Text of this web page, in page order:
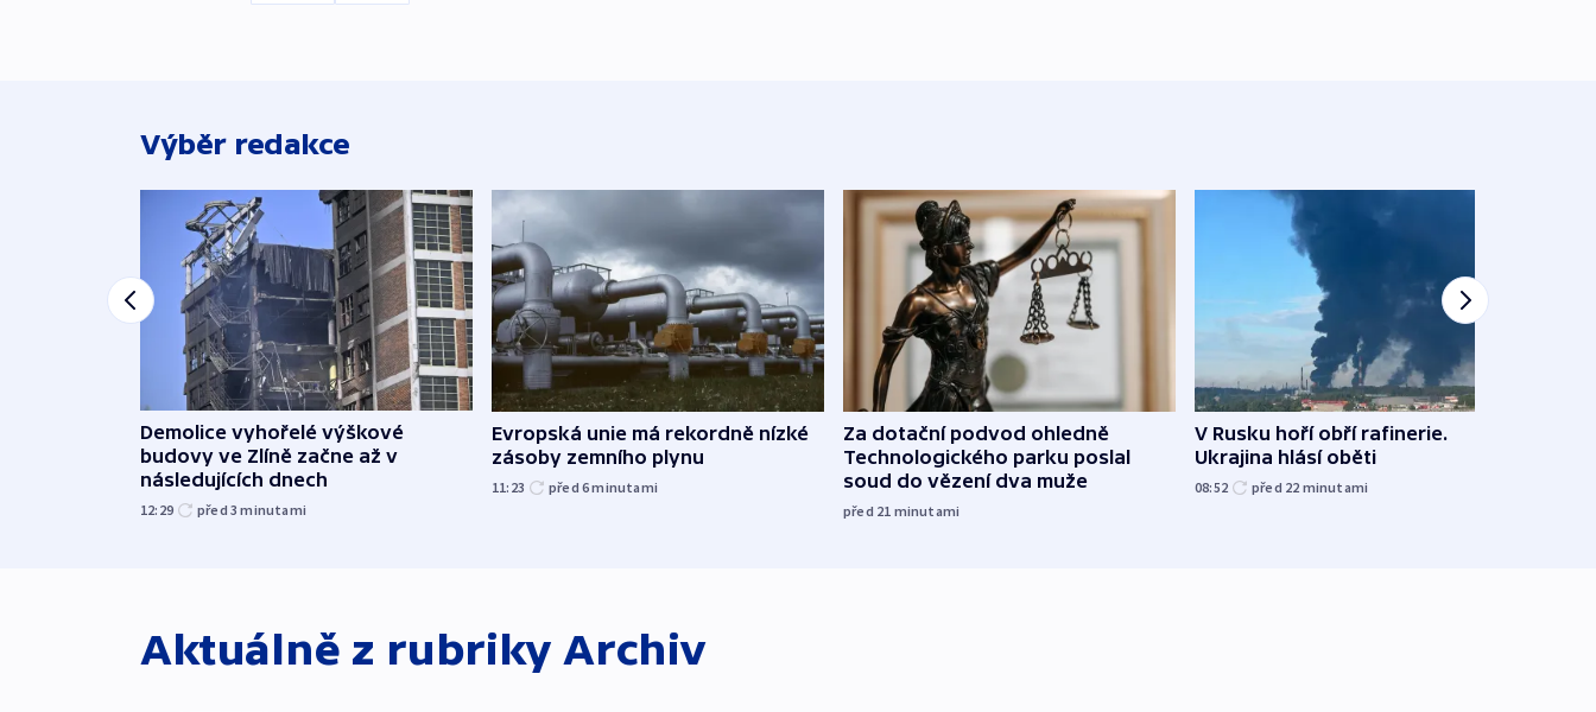
Výběr redakce
Demolice vyhořelé výškové
budovy ve Zlíně začne až v
následujících dnech
12:29 před 3minutami
Evropská unie má rekordně nízké
zásoby zemního plynu
11:23 před 6minutami
Za dotační podvod ohledně
Technologického parku poslal
soud do vězení dva muže
před 21 minutami
V Rusku hoří obří rafinerie.
Ukrajina hlásí oběti
08:52 před 22 minutami
Aktuálně z rubriky Archiv